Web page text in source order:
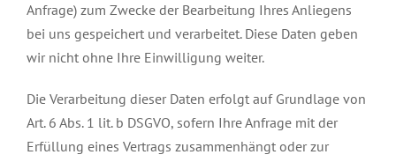
Anfrage) zum Zwecke der Bearbeitung Ihres Anliegens
bei uns gespeichert und verarbeitet. Diese Daten geben
wir nicht ohne Ihre Einwilligung weiter.
Die Verarbeitung dieser Daten erfolgt auf Grundlage von
Art. 6 Abs. 1 lit. b DSGVO, sofern Ihre Anfrage mit der
Erfüllung eines Vertrags zusammenhängt oder zur